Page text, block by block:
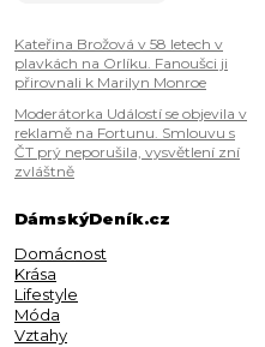
Kateřina Brožová v 58 letech v
plavkách na Orlíku. Fanoušci ji
přirovnali k Marilyn Monroe
Moderátorka Událostí se objevila v
reklamě na Fortunu. Smlouvu s
ČT prý neporušila, vysvětlení zní
zvláštně
DámskýDeník.cz
Domácnost
Krása
Lifestyle
Móda
Vztahy